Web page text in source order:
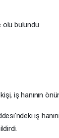
ölü bulundu
iş hanının
iş